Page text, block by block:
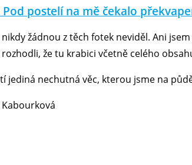
Pod postelí na mě čekalo
nikdy žádnou z těch fotek neviděl. Ani
že tu krabici včetně celého
jediná nechutná věc, kterou jsme na